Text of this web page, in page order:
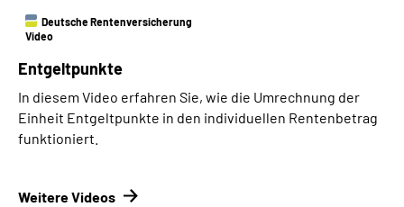
Deutsche Rentenversicherung
Video
Entgeltpunkte
In diesem Video erfahren Sie, wie die Umrechnung der
Einheit Entgeltpunkte in den individuellen Rentenbetrag
funktioniert.
Weitere Videos